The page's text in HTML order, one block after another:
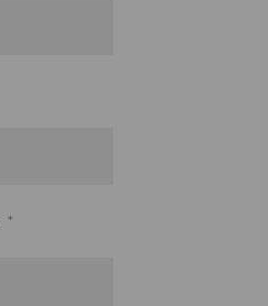
*